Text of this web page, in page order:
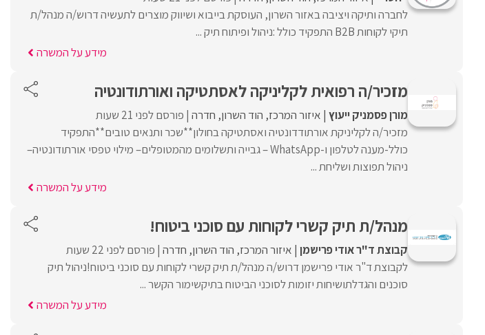
לחברה ותיקה ויציבה באזור השרון, העוסקת בייבוא ושיווק מוצרים לתעשיה דרוש/ה מנהל/ת
תיקי לקוחות B2B התפקיד כולל :ניהול ופיתוח תיק ...
מידע על המשרה
מזכיר/ה רפואית לקליניקה לאסתטיקה ואורתודונטיה
מורן פסמניק ייעוץ איזור המרכז הוד השרון חדרה פורסם לפני 21 שעות
מזכיר/ה לקליניקת אורתודדונטיה ואסתטיקה בחולון**שכר ותנאים טובים**התפקיד
כולל-מענה לטלפון ו-WhatsApp – גבייה ותשלומים מהמטופלים– מילוי טפסי אורתודונטיה–
ניהול תפוצות ושליחת ...
מידע על המשרה
מנהל/ת תיק קשרי לקוחות עם סוכני ביטוח!
קבוצת ד"ר אודי פרישמן איזור המרכז הוד השרון חדרה פורסם לפני 22 שעות
לקבוצת ד"ר אודי פרישמן דרוש/ה מנהל/ת תיק קשרי לקוחות עם סוכני ביטוח!ניהול תיק
סוכנים והגדלתושיחות יזומות לסוכני הביטוח בתיקשימור הקשר ...
מידע על המשרה